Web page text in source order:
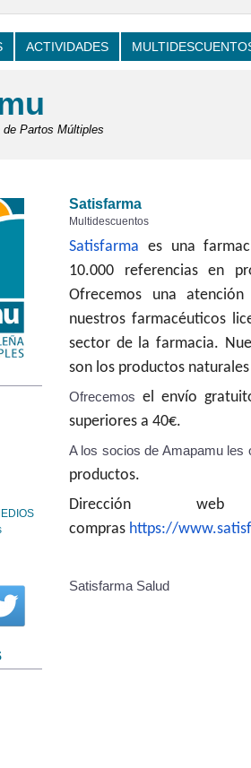
ACTIVIDADES
Partos Múltiples
Satisfarma
Multidescuentos
Satisfarma es una
10.000 referencias en
Ofrecemos una
nuestros farmacéuticos
sector de la farmacia.
son los productos
Ofrecemos el envío
superiores a 40€.
A los socios de Amapamu
productos.
Dirección
compras https://
Satisfarma Salud